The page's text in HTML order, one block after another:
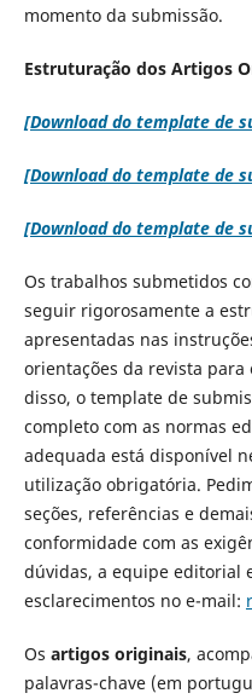
momento da submissão.
Estruturação dos Artigos
[Download do template de
[Download do template de
[Download do template de
Os trabalhos submetidos
seguir rigorosamente a
apresentadas nas
orientações da revista
disso, o template de
completo com as normas
adequada está disponível
utilização obrigatória.
seções, referências e
conformidade com as
dúvidas, a equipe editorial
esclarecimentos no e-mail:
Os artigos originais,
palavras-chave (em